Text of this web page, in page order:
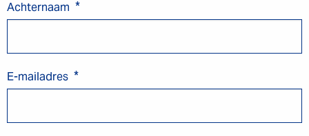
Achternaam *
E-mailadres *